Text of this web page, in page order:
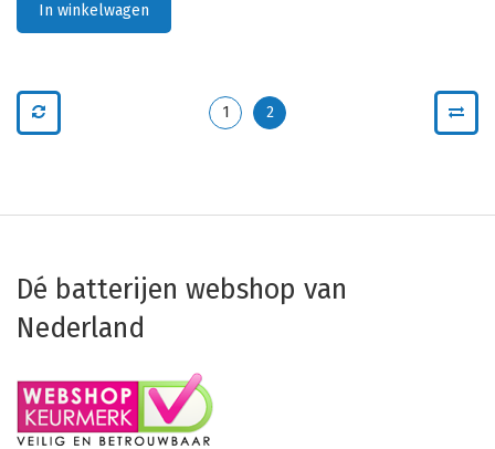
In winkelwagen
1 2
Dé batterijen webshop van
Nederland